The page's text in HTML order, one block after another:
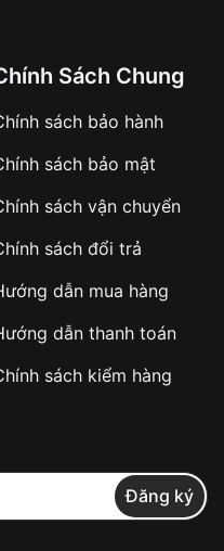
khi nhận hàng hoặc
nhanh chóng
đơn không mong
Sách Chung
sách bảo hành
sách bảo mật
sách vận chuyển
sách đổi trả
dẫn mua hàng
dẫn thanh toán
sách kiểm hàng
Đăng ký